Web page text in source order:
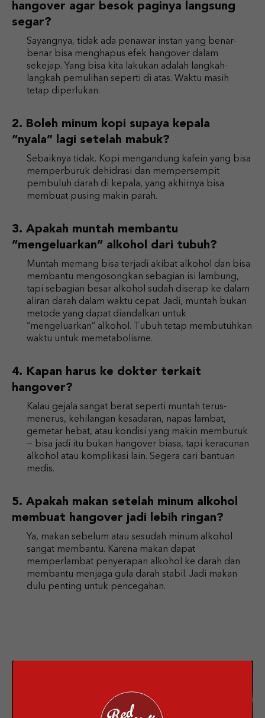
hangover agar besok paginya langsung
segar?
Sayangnya, tidak ada penawar instan yang benar-
benar bisa menghapus efek hangover dalam
sekejap. Yang bisa kita lakukan adalah langkah-
langkah pemulihan seperti di atas. Waktu masih
tetap diperlukan.
Boleh minum kopi supaya kepala
“nyala” lagi setelah mabuk?
Sebaiknya tidak. Kopi mengandung kafein yang bisa
memperburuk dehidrasi dan mempersempit
pembuluh darah di kepala, yang akhirnya bisa
membuat pusing makin parah.
Apakah muntah membantu
“mengeluarkan” alkohol dari tubuh?
Muntah memang bisa terjadi akibat alkohol dan bisa
membantu mengosongkan sebagian isi lambung,
tapi sebagian besar alkohol sudah diserap ke dalam
aliran darah dalam waktu cepat. Jadi, muntah bukan
metode yang dapat diandalkan untuk
“mengeluarkan” alkohol. Tubuh tetap membutuhkan
waktu untuk memetabolisme.
Kapan harus ke dokter terkait
hangover?
Kalau gejala sangat berat seperti muntah terus-
menerus, kehilangan kesadaran, napas lambat,
gemetar hebat, atau kondisi yang makin memburuk
— bisa jadi itu bukan hangover biasa, tapi keracunan
alkohol atau komplikasi lain. Segera cari bantuan
medis.
Apakah makan setelah minum alkohol
membuat hangover jadi lebih ringan?
Ya, makan sebelum atau sesudah minum alkohol
sangat membantu. Karena makan dapat
memperlambat penyerapan alkohol ke darah dan
membantu menjaga gula darah stabil. Jadi makan
dulu penting untuk pencegahan.
Enjoy the best
drinks from